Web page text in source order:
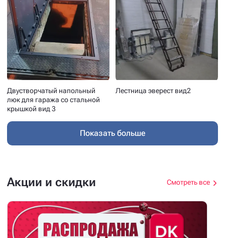
Двустворчатый напольный
люк для гаража со стальной
крышкой вид 3
Лестница эверест вид2
Показать больше
Акции и скидки Смотреть все